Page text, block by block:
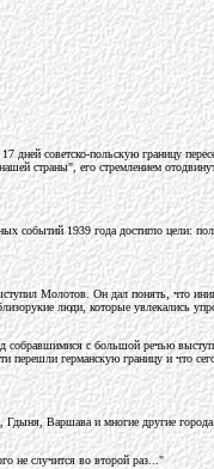
дней советско-польскую границу
страны", его стремлением
событий 1939 года достигло цели:
Молотов. Он дал понять, что
люди, которые увлекались
собравшимися с большой речью
германскую границу и что
Варшава и многие другие
не случится во второй раз..."